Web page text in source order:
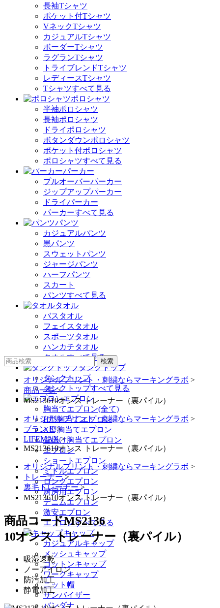
長袖Tシャツ
ポケット付Tシャツ
VネックTシャツ
カジュアルTシャツ
ボーダーTシャツ
ラグランTシャツ
トライブレンドTシャツ
レディースTシャツ
Tシャツすべて見る
ポロシャツ
半袖ポロシャツ
長袖ポロシャツ
ドライポロシャツ
ボタンダウンポロシャツ
ポケット付ポロシャツ
ポロシャツすべて見る
パーカー
プルオーバーパーカー
ジップアップパーカー
ドライパーカー
パーカーすべて見る
パンツ
カジュアルパンツ
黒パンツ
スウェットパンツ
ジャージパンツ
ハーフパンツ
スカート
パンツすべて見る
タオル
バスタオル
フェイスタオル
スポーツタオル
ハンカチタオル
タオルすべて見る
タンクトップ
タンクトップ
タンクトップすべて見る
エプロン
胸当てエプロン(全て)
H型胸当てエプロン
X型胸当てエプロン
首掛け胸当てエプロン
エプロン
ショートエプロン
ミドルエプロン
ロングエプロン
厨房用エプロン
デニムエプロン
激安エプロン
エプロンすべて見る
キャップ
カジュアルキャップ
メッシュキャップ
コットンキャップ
ワークキャップ
ニット帽
サンバイザー
バンダナ
オリジナルプリント・刺繍ならマーキングラボ >
商品一覧 >
MS213610オンス トレーナー（裏パイル）
オリジナルプリント・刺繍ならマーキングラボ >
ブランド >
LIFEMAX >
MS213610オンス トレーナー（裏パイル）
オリジナルプリント・刺繍ならマーキングラボ >
トレーナー >
裏毛トレーナー >
MS213610オンス トレーナー（裏パイル）
商品コードMS2136
10オンス トレーナー（裏パイル）
吸湿速乾
ノーアイロン
防汚加工
静電加工